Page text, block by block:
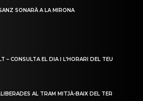
SONARÀ A LA MIRONA
– CONSULTA EL DIA I L’HORARI DEL TEU
AL TRAM MITJÀ-BAIX DEL TER